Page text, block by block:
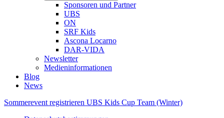
Sponsoren und Partner
UBS
ON
SRF Kids
Ascona ​Locarno
DAR-VIDA
Newsletter
Medieninformationen
Blog
News
Sommerevent registrieren UBS Kids Cup Team (Winter)